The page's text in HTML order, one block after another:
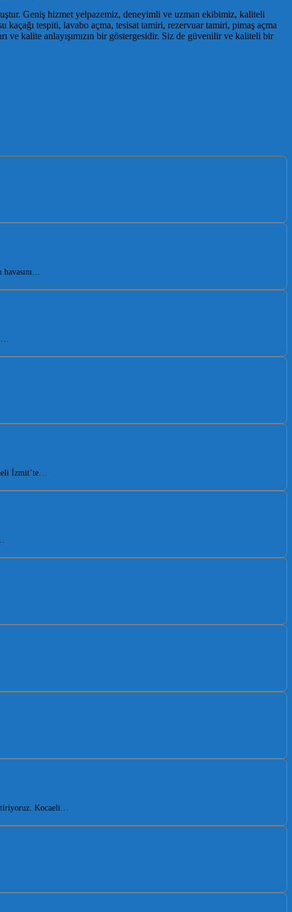
Geniş hizmet yelpazemiz, deneyimli ve uzman ekibimiz, kaliteli
kaçağı tespiti, lavabo açma, tesisat tamiri, rezervuar tamiri, pimaş açma
ve kalite anlayışımızın bir göstergesidir. Siz de güvenilir ve kaliteli bir
İzmit’te…
Kocaeli…